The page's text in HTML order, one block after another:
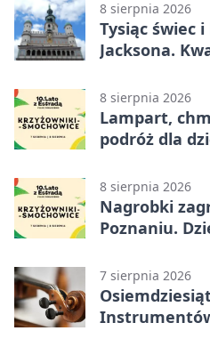
8 sierpnia 2026
Tysiąc świec
Jacksona.
8 sierpnia 2026
Lampart,
podróż dla
8 sierpnia 2026
Nagrobki
Poznaniu.
7 sierpnia 2026